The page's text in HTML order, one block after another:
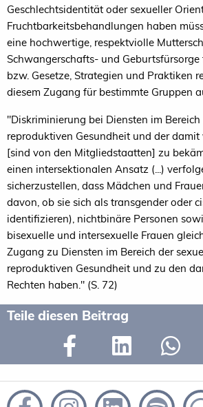
Geschlechtsidentität oder sexueller
Fruchtbarkeitsbehandlungen haben
eine hochwertige, respektviolle
Schwangerschafts- und Geburtsfürsorge
bzw. Gesetze, Strategien und Praktiken
diesem Zugang für bestimmte Gruppen
"Diskriminierung bei Diensten im
reproduktiven Gesundheit und der damit
[sind von den Mitgliedstaatten] zu
einen intersektionalen Ansatz (...)
sicherzustellen, dass Mädchen und
davon, ob sie sich als transgender oder
identifizieren), nichtbinäre Personen
bisexuelle und intersexuelle Frauen
Zugang zu Diensten im Bereich der
reproduktiven Gesundheit und zu den
Rechten haben." (S. 72)
Teile diesen Beitrag